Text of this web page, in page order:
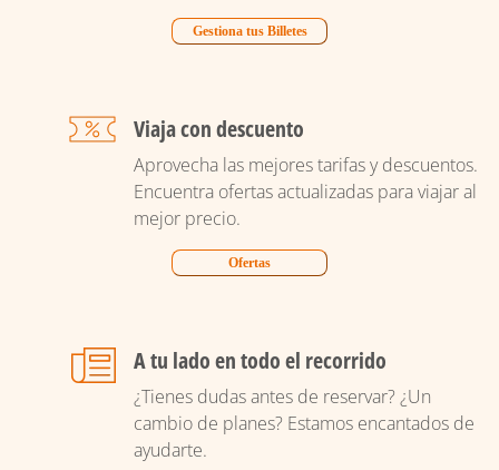
Gestiona tus Billetes
Viaja con descuento
Aprovecha las mejores tarifas y descuentos.
Encuentra ofertas actualizadas para viajar al
mejor precio.
Ofertas
A tu lado en todo el recorrido
¿Tienes dudas antes de reservar? ¿Un
cambio de planes? Estamos encantados de
ayudarte.